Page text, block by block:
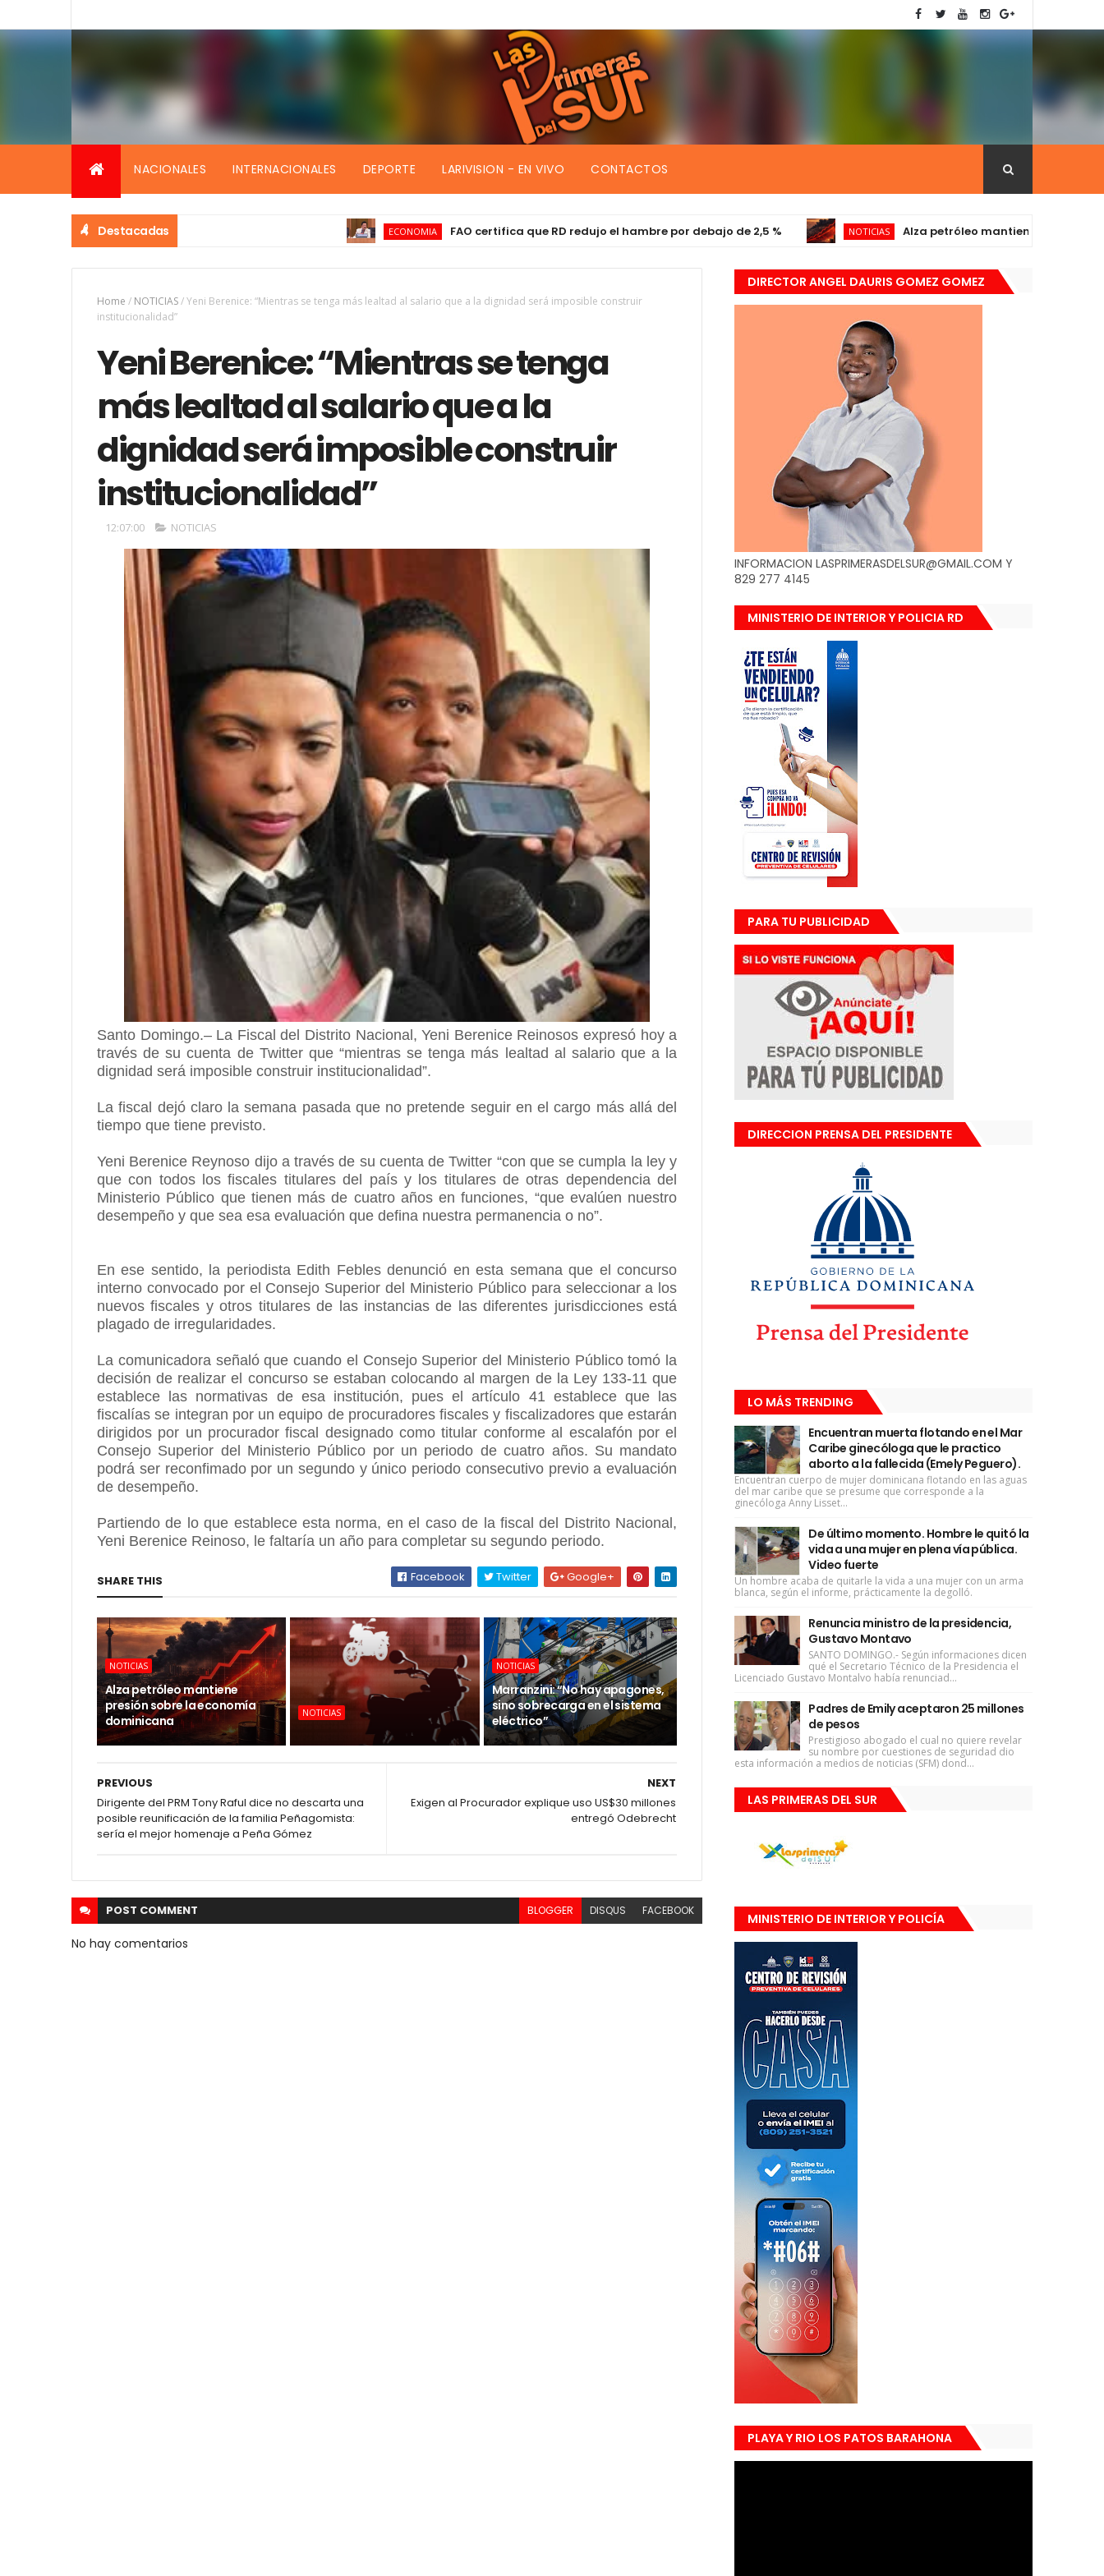
NACIONALES INTERNACIONALES DEPORTE LARIVISION - EN VIVO CONTACTOS
Destacadas ECONOMIA FAO certifica que RD redujo el hambre por debajo de 2,5 % NOTICIAS Alza petróleo mantiene presión sobre la
Home / NOTICIAS/Yeni Berenice: “Mientras se tenga más lealtad al salario que a la dignidad será imposible construir
institucionalidad”
Yeni Berenice: “Mientras se tenga
más lealtad al salario que a la
dignidad será imposible construir
institucionalidad”
12:07:00 NOTICIAS
Santo Domingo.– La Fiscal del Distrito Nacional, Yeni Berenice Reinosos expresó hoy a
través de su cuenta de Twitter que “mientras se tenga más lealtad al salario que a la
dignidad será imposible construir institucionalidad”.
La fiscal dejó claro la semana pasada que no pretende seguir en el cargo más allá del
tiempo que tiene previsto.
Yeni Berenice Reynoso dijo a través de su cuenta de Twitter “con que se cumpla la ley y
que con todos los fiscales titulares del país y los titulares de otras dependencia del
Ministerio Público que tienen más de cuatro años en funciones, “que evalúen nuestro
desempeño y que sea esa evaluación que defina nuestra permanencia o no”.
En ese sentido, la periodista Edith Febles denunció en esta semana que el concurso
interno convocado por el Consejo Superior del Ministerio Público para seleccionar a los
nuevos fiscales y otros titulares de las instancias de las diferentes jurisdicciones está
plagado de irregularidades.
La comunicadora señaló que cuando el Consejo Superior del Ministerio Público tomó la
decisión de realizar el concurso se estaban colocando al margen de la Ley 133-11 que
establece las normativas de esa institución, pues el artículo 41 establece que las
fiscalías se integran por un equipo de procuradores fiscales y fiscalizadores que estarán
dirigidos por un procurador fiscal designado como titular conforme al escalafón por el
Consejo Superior del Ministerio Público por un periodo de cuatro años. Su mandato
podrá ser reconfimado por un segundo y único periodo consecutivo previo a evaluación
de desempeño.
Partiendo de lo que establece esta norma, en el caso de la fiscal del Distrito Nacional,
Yeni Berenice Reinoso, le faltaría un año para completar su segundo periodo.
SHARE THIS Facebook Twitter Google+
NOTICIAS
Alza petróleo mantiene
presión sobre la economía
dominicana
NOTICIAS
NOTICIAS
Marranzini: “No hay apagones,
sino sobrecarga en el sistema
eléctrico”
NEXT
Exigen al Procurador explique uso US$30 millones
entregó Odebrecht
PREVIOUS
Dirigente del PRM Tony Raful dice no descarta una
posible reunificación de la familia Peñagomista:
sería el mejor homenaje a Peña Gómez
POST COMMENT BLOGGER DISQUS FACEBOOK
No hay comentarios
DIRECTOR ANGEL DAURIS GOMEZ GOMEZ
INFORMACION LASPRIMERASDELSUR@GMAIL.COM Y
829 277 4145
MINISTERIO DE INTERIOR Y POLICIA RD
PARA TU PUBLICIDAD
DIRECCION PRENSA DEL PRESIDENTE
LO MÁS TRENDING
Encuentran muerta flotando en el Mar
Caribe ginecóloga que le practico
aborto a la fallecida (Emely Peguero).
Encuentran cuerpo de mujer dominicana flotando en las aguas
del mar caribe que se presume que corresponde a la
ginecóloga Anny Lisset...
De último momento. Hombre le quitó la
vida a una mujer en plena vía pública.
Video fuerte
Un hombre acaba de quitarle la vida a una mujer con un arma
blanca, según el informe, prácticamente la degolló.
Renuncia ministro de la presidencia,
Gustavo Montavo
SANTO DOMINGO.- Según informaciones dicen
qué el Secretario Técnico de la Presidencia el
Licenciado Gustavo Montalvo había renunciad...
Padres de Emily aceptaron 25 millones
de pesos
Prestigioso abogado el cual no quiere revelar
su nombre por cuestiones de seguridad dio
esta información a medios de noticias (SFM) dond...
LAS PRIMERAS DEL SUR
MINISTERIO DE INTERIOR Y POLICÍA
PLAYA Y RIO LOS PATOS BARAHONA